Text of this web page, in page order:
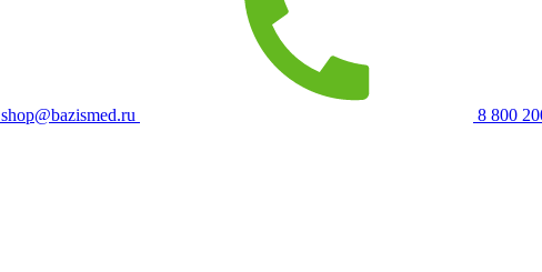
shop@bazismed.ru 8 800